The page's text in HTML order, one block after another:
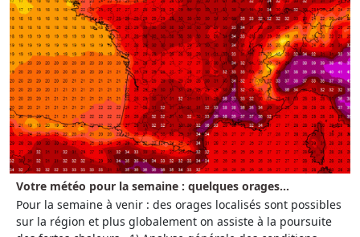
Votre météo pour la semaine : quelques orages...
Pour la semaine à venir : des orages localisés sont possibles
sur la région et plus globalement on assiste à la poursuite